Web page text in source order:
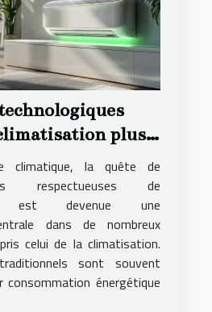
plus
climatique, la quête de
respectueuses de
est devenue une
dans de nombreux
celui de la climatisation.
sont souvent
consommation énergétique